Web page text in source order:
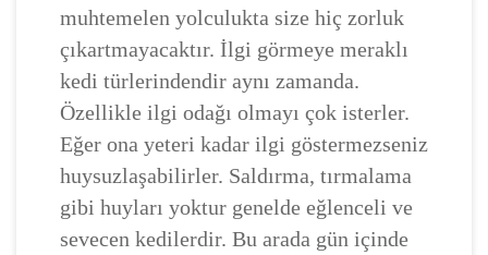
muhtemelen yolculukta size hiç zorluk
çıkartmayacaktır. İlgi görmeye meraklı
kedi türlerindendir aynı zamanda.
Özellikle ilgi odağı olmayı çok isterler.
Eğer ona yeteri kadar ilgi göstermezseniz
huysuzlaşabilirler. Saldırma, tırmalama
gibi huyları yoktur genelde eğlenceli ve
sevecen kedilerdir. Bu arada gün içinde